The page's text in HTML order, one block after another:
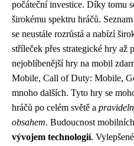
počáteční investice. Díky tomu
širokému spektru hráčů.
se neustále rozrůstá a nabízí
stříleček přes strategické hry až
nejoblíbenější hry na mobil
Mobile, Call of Duty: Mobile,
mnoho dalších. Tyto hry se
hráčů po celém světě a
obsahem. Budoucnost
vývojem technologií.